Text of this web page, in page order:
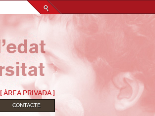
[ ÀREA PRIVADA ]
CONTACTE